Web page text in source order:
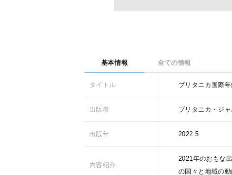
基本情報 全ての情報
タイトル ブリタニカ国際
出版者 ブリタニカ・ジ
出版年 2022.5
内容紹介
2021年のおもな
の国々と地域の